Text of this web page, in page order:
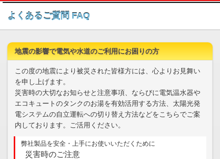
このページの本文へ
よくあるご質問 FAQ
地震の影響で電気や水道のご利用にお困りの方
この度の地震により被災された皆様方には、心よりお見舞い
を申し上げます。
災害時の大切なお知らせと注意事項、ならびに電気温水器や
エコキュートのタンクのお湯を有効活用する方法、太陽光発
電システムの自立運転への切り替え方法などをこちらでご案
内しております。ご活用ください。
弊社製品を安全・上手にお使いいただくために
災害時のご注意